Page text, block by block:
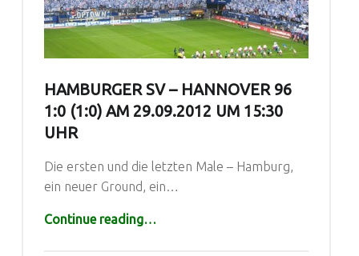
HAMBURGER SV – HANNOVER 96
1:0 (1:0) AM 29.09.2012 UM 15:30
UHR
Die ersten und die letzten Male – Hamburg,
ein neuer Ground, ein…
Continue reading“Hamburger SV – Hannover 96 1:0 (1:0) am 29.09.2012 um 15:30 Uhr”
…